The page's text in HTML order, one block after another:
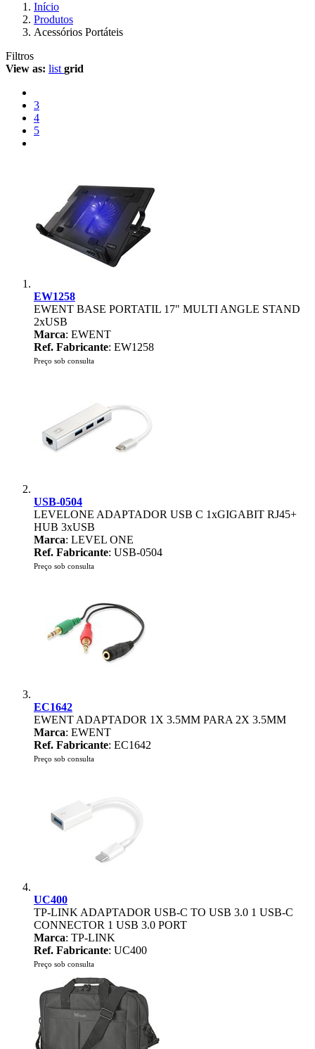
Início
Produtos
Acessórios Portáteis
Filtros
View as: list grid
3
4
5
EW1258
EWENT BASE PORTATIL 17" MULTI ANGLE STAND
2xUSB
Marca: EWENT
Ref. Fabricante: EW1258
Preço sob consulta
USB-0504
LEVELONE ADAPTADOR USB C 1xGIGABIT RJ45+
HUB 3xUSB
Marca: LEVEL ONE
Ref. Fabricante: USB-0504
Preço sob consulta
EC1642
EWENT ADAPTADOR 1X 3.5MM PARA 2X 3.5MM
Marca: EWENT
Ref. Fabricante: EC1642
Preço sob consulta
UC400
TP-LINK ADAPTADOR USB-C TO USB 3.0 1 USB-C
CONNECTOR 1 USB 3.0 PORT
Marca: TP-LINK
Ref. Fabricante: UC400
Preço sob consulta